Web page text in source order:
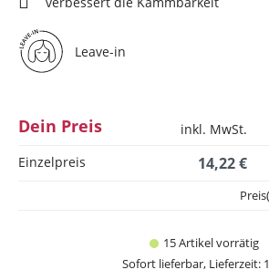
Leave-in
Dein Preis inkl. MwSt.
Einzelpreis
14,22 €
15 Artikel vorrätig
Sofort lieferbar, Lieferzeit: